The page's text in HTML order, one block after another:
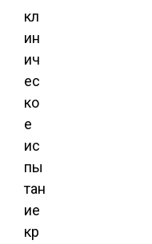
кл
ин
ич
ес
ко
е
ис
пы
тан
ие
кр